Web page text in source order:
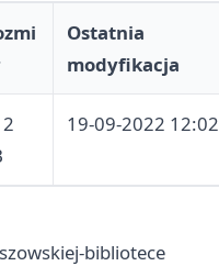
Ostatnia
modyfikacja
19-09-2022 12:02
bibliotece